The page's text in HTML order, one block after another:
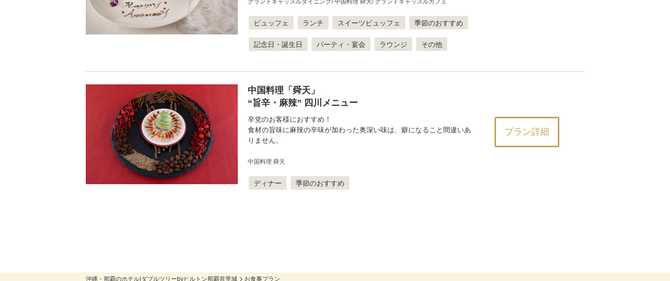
グランドキャッスルダイニング 中国料理 舜天 グランドキャッスルカフェ
ビュッフェ ランチ スイーツビュッフェ 季節のおすすめ
記念日・誕生日 パーティ・宴会 ラウンジ その他
中国料理「舜天」
“旨辛・麻辣” 四川メニュー
辛党のお客様におすすめ！
食材の旨味に麻辣の辛味が加わった奥深い味は、癖になること間違いあ
りません。
中国料理 舜天
ディナー 季節のおすすめ
プラン詳細
沖縄・那覇のホテル|ダブルツリーbyヒルトン那覇首里城 お食事プラン